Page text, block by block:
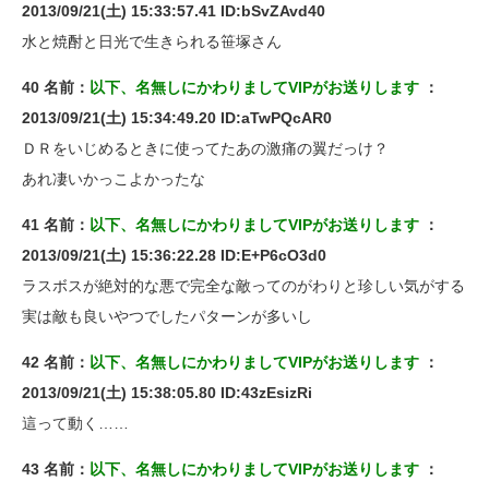
2013/09/21(土) 15:33:57.41 ID:bSvZAvd40
水と焼酎と日光で生きられる笹塚さん
40 名前： 以下、名無しにかわりましてVIPがお送りします ：
2013/09/21(土) 15:34:49.20 ID:aTwPQcAR0
ＤＲをいじめるときに使ってたあの激痛の翼だっけ？
あれ凄いかっこよかったな
41 名前： 以下、名無しにかわりましてVIPがお送りします ：
2013/09/21(土) 15:36:22.28 ID:E+P6cO3d0
ラスボスが絶対的な悪で完全な敵ってのがわりと珍しい気がする
実は敵も良いやつでしたパターンが多いし
42 名前： 以下、名無しにかわりましてVIPがお送りします ：
2013/09/21(土) 15:38:05.80 ID:43zEsizRi
這って動く……
43 名前： 以下、名無しにかわりましてVIPがお送りします ：